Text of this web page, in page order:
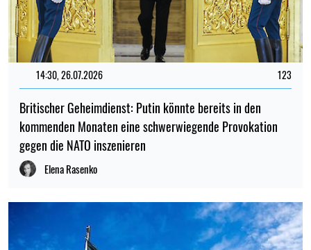
14:30, 26.07.2026 123
Britischer Geheimdienst: Putin könnte bereits in den
kommenden Monaten eine schwerwiegende Provokation
gegen die NATO inszenieren
Elena Rasenko